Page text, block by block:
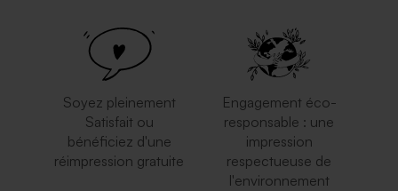
Soyez pleinement
Satisfait ou
bénéficiez d'une
réimpression gratuite
Engagement éco-
responsable : une
impression
respectueuse de
l'environnement